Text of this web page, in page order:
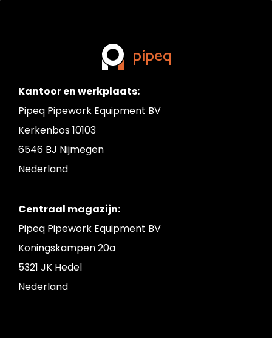
Kantoor en werkplaats:
Pipeq Pipework Equipment BV
Kerkenbos 10103
6546 BJ Nijmegen
Nederland
Centraal magazijn:
Pipeq Pipework Equipment BV
Koningskampen 20a
5321 JK Hedel
Nederland